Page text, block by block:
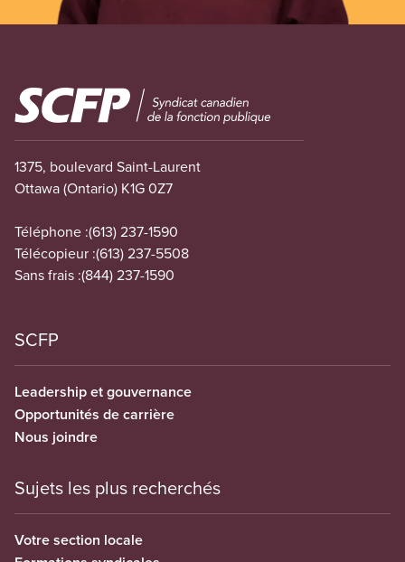
Image
1375, boulevard Saint-Laurent
Ottawa (Ontario) K1G 0Z7
Téléphone :(613) 237-1590
Télécopieur :(613) 237-5508
Sans frais :(844) 237-1590
SCFP
Leadership et gouvernance
Opportunités de carrière
Nous joindre
Sujets les plus recherchés
Votre section locale